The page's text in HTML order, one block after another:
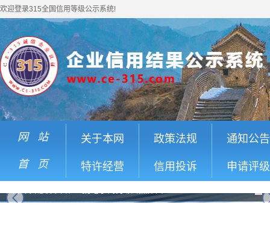
欢迎登录315全国信用等级公示系统!
网 站
首 页
关于本网
特许经营
政策法规
信用投诉
通知公告
申请评级
next